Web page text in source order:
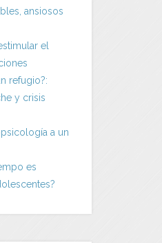
ansiosos
el
refugio?:
y crisis
a un
es